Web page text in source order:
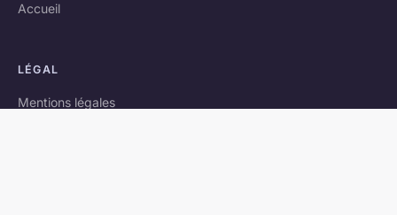
Accueil
LÉGAL
Mentions légales